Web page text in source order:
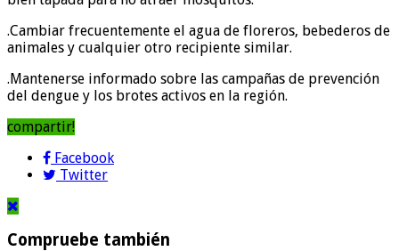
.Cambiar frecuentemente el agua de floreros, bebederos de
animales y cualquier otro recipiente similar.
.Mantenerse informado sobre las campañas de prevención
del dengue y los brotes activos en la región.
compartir!
Facebook
Twitter
Compruebe también